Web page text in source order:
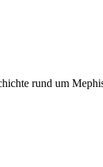
rund um